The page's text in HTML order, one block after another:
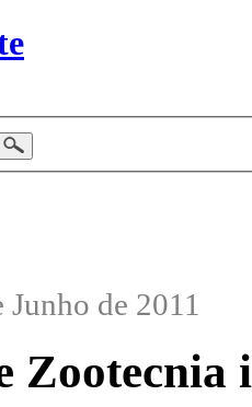
Junho de 2011
Zootecnia